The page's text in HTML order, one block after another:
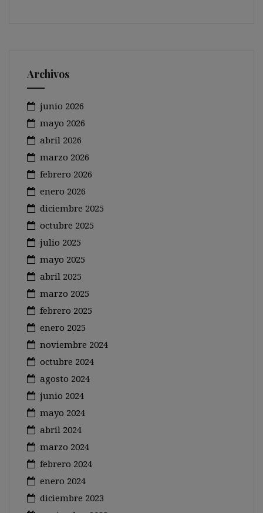
Archivos
junio 2026
mayo 2026
abril 2026
marzo 2026
febrero 2026
enero 2026
diciembre 2025
octubre 2025
julio 2025
mayo 2025
abril 2025
marzo 2025
febrero 2025
enero 2025
noviembre 2024
octubre 2024
agosto 2024
junio 2024
mayo 2024
abril 2024
marzo 2024
febrero 2024
enero 2024
diciembre 2023